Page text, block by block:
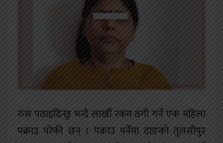
रुस पठाइदिन्छु भन्दै लाखौँ रकम ठगी गर्ने एक महिला
पक्राउ परेकी छन् । पक्राउ पर्नेमा दाङको तुलसीपुर